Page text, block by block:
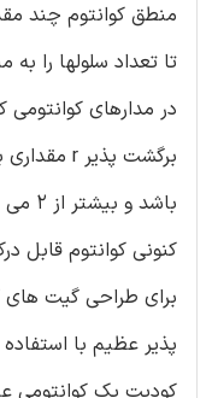
منطق کوانتوم چند
تا تعداد سلولها را
در مدارهای
کنونی کوانتوم قابل
برای طراحی گیت
پذیر عظیم با